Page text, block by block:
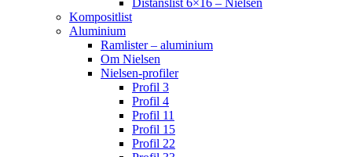
Distanslist 6×16 – Nielsen
Kompositlist
Aluminium
Ramlister – aluminium
Om Nielsen
Nielsen-profiler
Profil 3
Profil 4
Profil 11
Profil 15
Profil 22